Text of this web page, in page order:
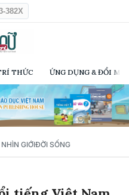
382X
THỨC ỨNG DỤNG & ĐỔI
GIỚIĐỜI SỐNG